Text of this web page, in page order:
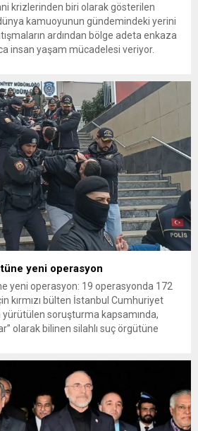
krizlerinden biri olarak gösterilen
kamuoyunun gündemindeki yerini
ardından bölge adeta enkaza
insan yaşam mücadelesi veriyor.
gözler önüne seriyor. Gazze...
yeni operasyon
yeni operasyon: 19 operasyonda 172
kırmızı bülten İstanbul Cumhuriyet
yürütülen soruşturma kapsamında,
olarak bilinen silahlı suç örgütüne
Cumhuriyet Başsavcılığı Örgütlü